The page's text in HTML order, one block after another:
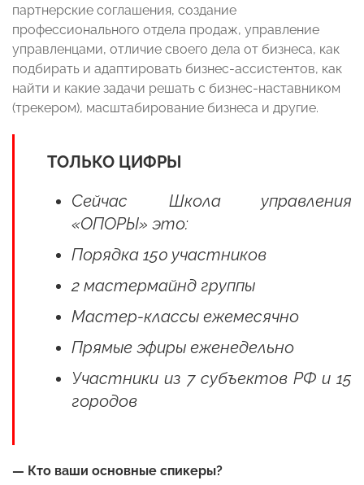
партнерские соглашения, создание
профессионального отдела продаж, управление
управленцами, отличие своего дела от бизнеса, как
подбирать и адаптировать бизнес-ассистентов, как
найти и какие задачи решать с бизнес-наставником
(трекером), масштабирование бизнеса и другие.
ТОЛЬКО ЦИФРЫ
Сейчас Школа управления
«ОПОРЫ» это:
Порядка 150 участников
2 мастермайнд группы
Мастер-классы ежемесячно
Прямые эфиры еженедельно
Участники из 7 субъектов РФ и 15
городов
— Кто ваши основные спикеры?